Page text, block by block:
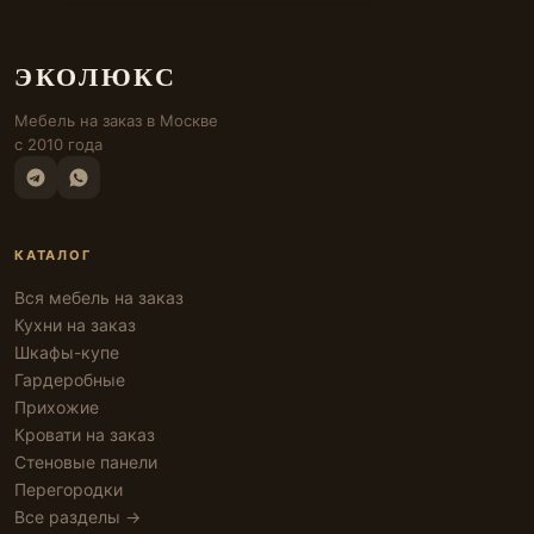
ЭКОЛЮКС
Мебель на заказ в Москве
с 2010 года
КАТАЛОГ
Вся мебель на заказ
Кухни на заказ
Шкафы-купе
Гардеробные
Прихожие
Кровати на заказ
Стеновые панели
Перегородки
Все разделы →